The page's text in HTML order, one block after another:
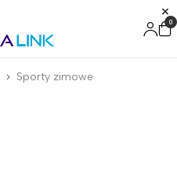
0
Sporty zimowe